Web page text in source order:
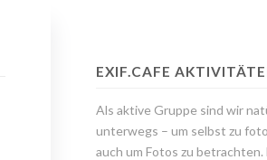
EXIF.CAFE
Als aktive Gruppe sind wir
unterwegs – um selbst zu
auch um Fotos zu